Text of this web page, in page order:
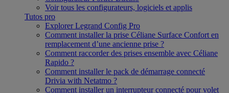
Voir tous les configurateurs, logiciels et applis
Tutos pro
Explorer Legrand Config Pro
Comment installer la prise Céliane Surface Confort en
remplacement d’une ancienne prise ?
Comment raccorder des prises ensemble avec Céliane
Rapido ?
Comment installer le pack de démarrage connecté
Drivia with Netatmo ?
Comment installer un interrupteur connecté pour volet